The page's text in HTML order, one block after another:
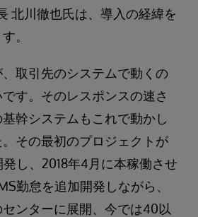
北川徹也氏は、導入の経緯を
。
、取引先のシステムで動くの
す。そのレスポンスの速さ
幹システムもこれで動かし
その最初のプロジェクトが
し、2018年4月に本稼働させ
勤怠を追加開発しながら、
ンターに展開、今では40以